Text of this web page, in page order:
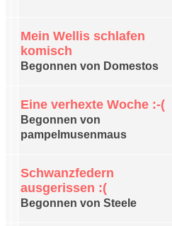
Mein Wellis schlafen
komisch
Begonnen von Domestos
Eine verhexte Woche :-(
Begonnen von
pampelmusenmaus
Schwanzfedern
ausgerissen :(
Begonnen von Steele